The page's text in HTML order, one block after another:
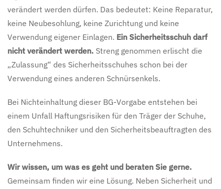
verändert werden dürfen. Das bedeutet: Keine Reparatur,
keine Neubesohlung, keine Zurichtung und keine
Verwendung eigener Einlagen. Ein Sicherheitsschuh darf
nicht verändert werden. Streng genommen erlischt die
„Zulassung“ des Sicherheitsschuhes schon bei der
Verwendung eines anderen Schnürsenkels.
Bei Nichteinhaltung dieser BG-Vorgabe entstehen bei
einem Unfall Haftungsrisiken für den Träger der Schuhe,
den Schuhtechniker und den Sicherheitsbeauftragten des
Unternehmens.
Wir wissen, um was es geht und beraten Sie gerne.
Gemeinsam finden wir eine Lösung. Neben Sicherheit und